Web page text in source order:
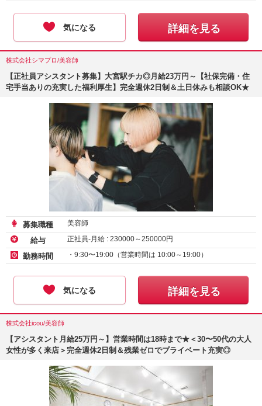
気になる 詳細を見る
株式会社シマプロ/美容師
【正社員アシスタント募集】大宮駅チカ◎月給23万円～【社保完備・住
宅手当ありの充実した福利厚生】完全週休2日制＆土日休みも相談OK★
募集職種 美容師
給与 正社員-月給 : 230000～250000円
勤務時間 ・9:30〜19:00（営業時間は 10:00～19:00）
気になる 詳細を見る
株式会社icou/美容師
【アシスタント月給25万円～】営業時間は18時まで★＜30〜50代の大人
女性が多く来店＞完全週休2日制＆残業ゼロでプライベート充実◎